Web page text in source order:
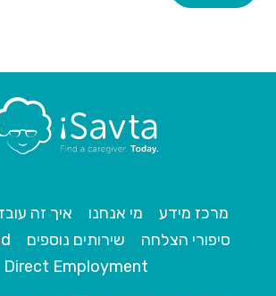
מרכז מידע מי אנחנו איך זה
סיפורי הצלחה
שירותים נוספים
Direct Employment